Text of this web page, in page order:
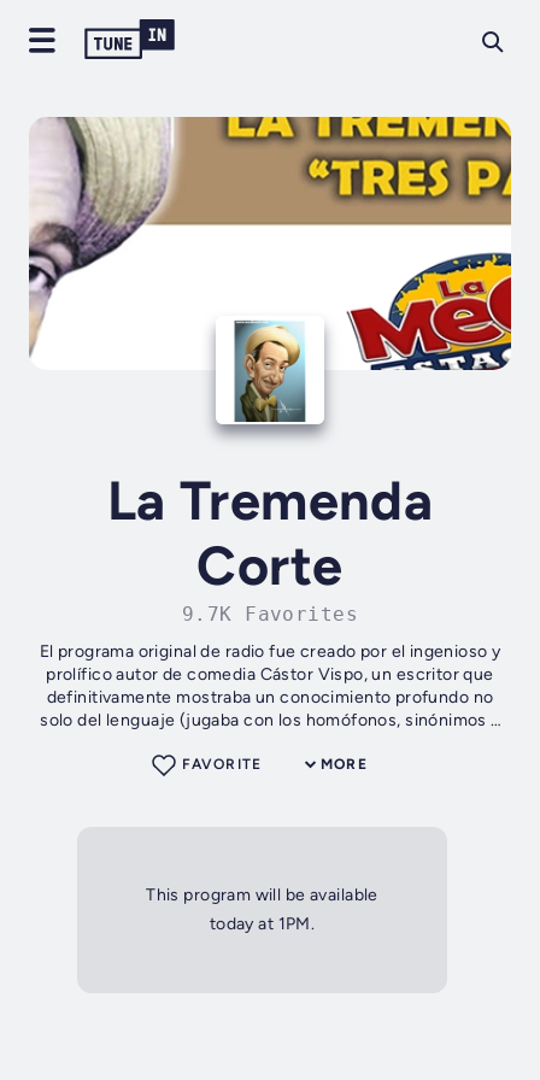
La Tremenda
Corte
9.7K Favorites
El programa original de radio fue creado por el ingenioso y
prolífico autor de comedia Cástor Vispo, un escritor que
definitivamente mostraba un conocimiento profundo no
solo del lenguaje (jugaba con los homófonos, sinónimos y
MORE
FAVORITE
This program will be available
today at 1PM.